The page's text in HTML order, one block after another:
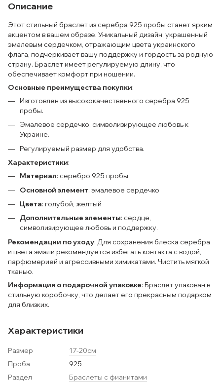
Описание
Этот стильный браслет из серебра 925 пробы станет ярким
акцентом в вашем образе. Уникальный дизайн, украшенный
эмалевым сердечком, отражающим цвета украинского
флага, подчеркивает вашу поддержку и гордость за родную
страну. Браслет имеет регулируемую длину, что
обеспечивает комфорт при ношении.
Основные преимущества покупки:
Изготовлен из высококачественного серебра 925
пробы.
Эмалевое сердечко, символизирующее любовь к
Украине.
Регулируемый размер для удобства.
Характеристики:
Материал: серебро 925 пробы
Основной элемент: эмалевое сердечко
Цвета: голубой, желтый
Дополнительные элементы: сердце,
символизирующее любовь и поддержку.
Рекомендации по уходу: Для сохранения блеска серебра
и цвета эмали рекомендуется избегать контакта с водой,
парфюмерией и агрессивными химикатами. Чистить мягкой
тканью.
Информация о подарочной упаковке: Браслет упакован в
стильную коробочку, что делает его прекрасным подарком
для близких.
Характеристики
Размер
17-20см
Проба
925
Раздел
Браслеты с фианитами